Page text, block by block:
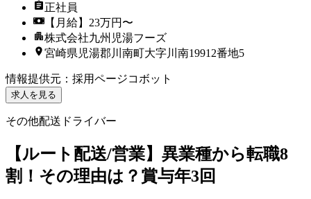
正社員
【月給】23万円〜
株式会社九州児湯フーズ
宮崎県児湯郡川南町大字川南19912番地5
情報提供元 ： 採用ページコボット
求人を見る
その他配送ドライバー
【ルート配送/営業】異業種から転職8
割！その理由は？賞与年3回